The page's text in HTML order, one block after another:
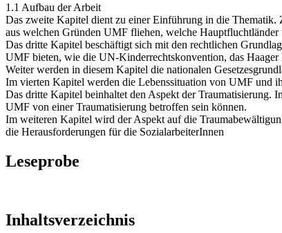
1.1 Aufbau der Arbeit
Das zweite Kapitel dient zu einer Einführung in die
aus welchen Gründen UMF fliehen, welche
Das dritte Kapitel beschäftigt sich mit den rechtlichen
UMF bieten, wie die UN-Kinderrechtskonvention, das
Weiter werden in diesem Kapitel die nationalen
Im vierten Kapitel werden die Lebenssituation von UMF und
Das dritte Kapitel beinhaltet den Aspekt der Traumatisierung.
UMF von einer Traumatisierung betroffen sein können.
Im weiteren Kapitel wird der Aspekt auf die
die Herausforderungen für die SozialarbeiterInnen
Leseprobe
Inhaltsverzeichnis